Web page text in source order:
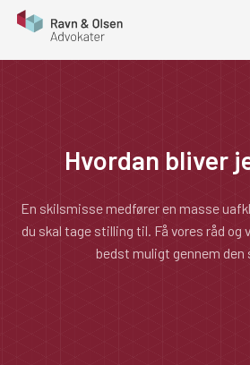
Hvordan bliver
En skilsmisse medfører en masse
du skal tage stilling til. Få vores råd og
bedst muligt gennem den